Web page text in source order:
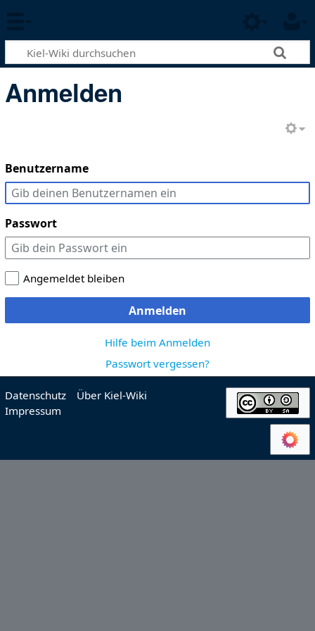
Anmelden
Benutzername
Passwort
Angemeldet bleiben
Anmelden
Hilfe beim Anmelden
Passwort vergessen?
Datenschutz
Über Kiel-Wiki
Impressum